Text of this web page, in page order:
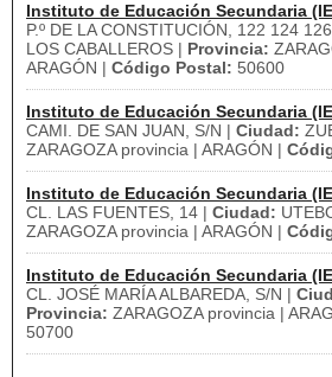
Instituto de Educación Secundaria
P.º DE LA CONSTITUCIÓN, 122 124
LOS CABALLEROS | Provincia:
ARAGÓN | Código Postal: 50600
Instituto de Educación Secundaria
CAMI. DE SAN JUAN, S/N | Ciudad:
ZARAGOZA provincia | ARAGÓN |
Instituto de Educación Secundaria
CL. LAS FUENTES, 14 | Ciudad:
ZARAGOZA provincia | ARAGÓN |
Instituto de Educación Secundaria
CL. JOSÉ MARÍA ALBAREDA, S/N |
Provincia: ZARAGOZA provincia |
50700